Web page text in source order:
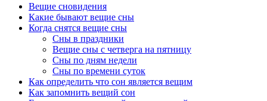
Вещие сновидения
Какие бывают вещие сны
Когда снятся вещие сны
Сны в праздники
Вещие сны с четверга на пятницу
Сны по дням недели
Сны по времени суток
Как определить что сон является вещим
Как запомнить вещий сон